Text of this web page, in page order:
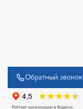
Обратный звонок